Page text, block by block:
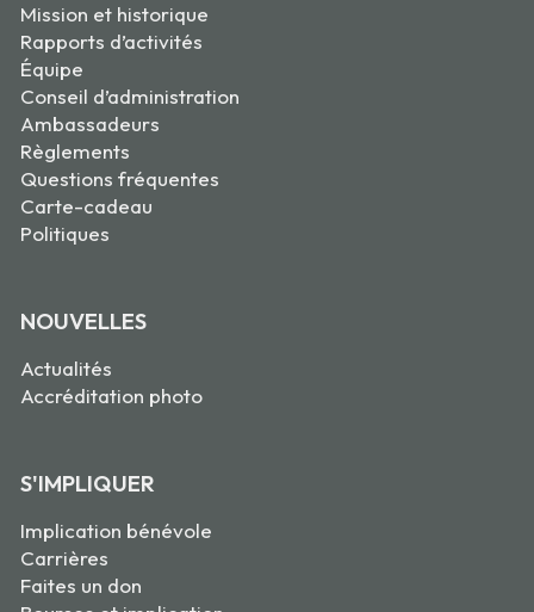
Mission et historique
Rapports d’activités
Équipe
Conseil d’administration
Ambassadeurs
Règlements
Questions fréquentes
Carte-cadeau
Politiques
NOUVELLES
Actualités
Accréditation photo
S'IMPLIQUER
Implication bénévole
Carrières
Faites un don